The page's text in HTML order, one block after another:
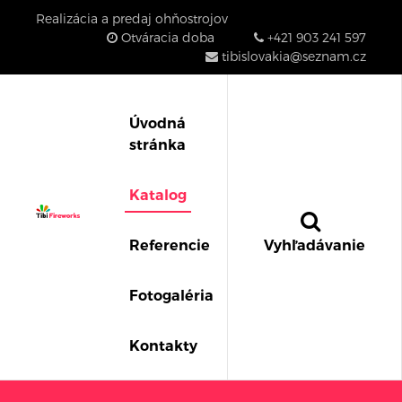
Realizácia a predaj ohňostrojov
Otváracia doba
+421 903 241 597
tibislovakia@seznam.cz
Úvodná
stránka
Katalog
Referencie
Fotogaléria
Kontakty
Vyhľadávanie